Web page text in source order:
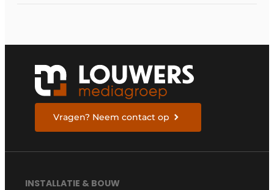
Vragen? Neem contact op
INSTALLATIE & BOUW